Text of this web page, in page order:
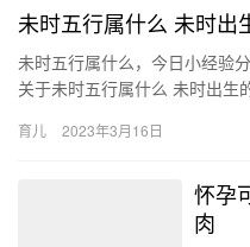
未时五行属什么 未时出
未时五行属什么，今日小经验
关于未时五行属什么 未时出生
行…
育儿 2023年3月16日
怀孕
肉